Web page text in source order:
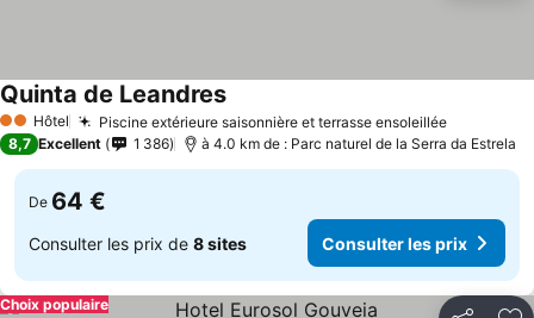
2 Étoiles
Hôtel Piscine extérieure saisonnière et terrasse ensoleillée
Quinta de LeandresConsulter les prix
8,7 Excellent 1 386 à 4.0 km de : Parc naturel de la Serra da Estrela
De 64 €
Consulter les prix de 8 sites Consulter les prix
Choix populaire